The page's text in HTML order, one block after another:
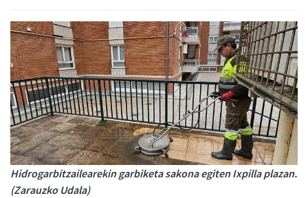
Hidrogarbitzailearekin garbiketa sakona egiten Ixpilla plazan.
(Zarauzko Udala)